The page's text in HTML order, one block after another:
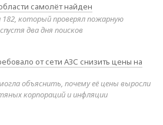
самолёт найден
182, который проверял пожарную
два дня поисков
от сети АЗС снизить цены на
объяснить, почему её цены выросли
корпораций и инфляции